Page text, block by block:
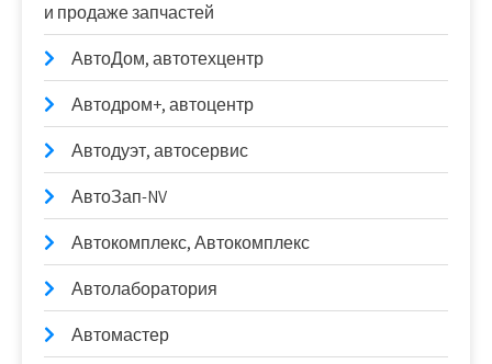
и продаже запчастей
АвтоДом, автотехцентр
Автодром+, автоцентр
Автодуэт, автосервис
АвтоЗап-NV
Автокомплекс, Автокомплекс
Автолаборатория
Автомастер